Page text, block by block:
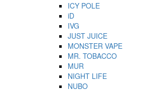
ICY POLE
iD
IVG
JUST JUICE
MONSTER VAPE
MR. TOBACCO
MUR
NIGHT LIFE
NUBO